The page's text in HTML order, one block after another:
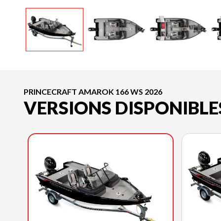
PRINCECRAFT AMAROK 166 WS 2026
VERSIONS